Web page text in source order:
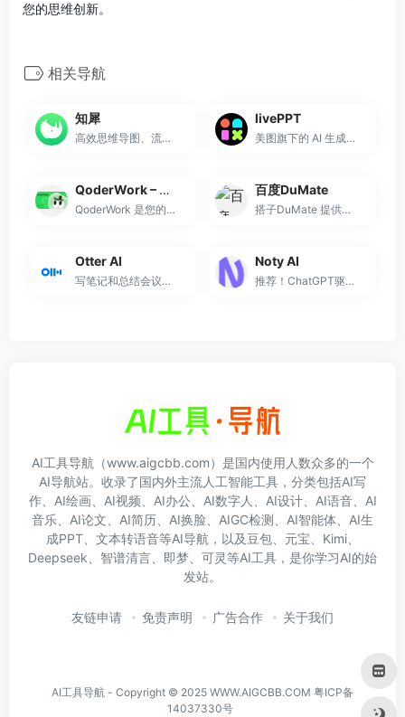
您的思维创新。
相关导航
知犀
高效思维导图、流程图软件
livePPT
美图旗下的 AI 生成 PPT 工具
QoderWork – AI 桌面助手 | 智能任务自动化工具
QoderWork 是您的 AI 桌面工作伙伴。告诉它您的需求，它会自动规划、执行并交付结果。本地优先、自主规划，让您掌控一切。
百度DuMate
搭子DuMate 提供端到端的智能数字化解决方案，助力企业实现数字化转型
Otter AI
写笔记和总结会议的速度提高 ...
Noty AI
推荐！ChatGPT驱动的AI会议转...
AI工具导航（www.aigcbb.com）是国内使用人数众多的一个
AI导航站。收录了国内外主流人工智能工具，分类包括AI写
作、AI绘画、AI视频、AI办公、AI数字人、AI设计、AI语音、AI
音乐、AI论文、AI简历、AI换脸、AIGC检测、AI智能体、AI生
成PPT、文本转语音等AI导航，以及豆包、元宝、Kimi、
Deepseek、智谱清言、即梦、可灵等AI工具，是你学习AI的始
发站。
友链申请 免责声明 广告合作 关于我们
AI工具导航 - Copyright © 2025 WWW.AIGCBB.COM 粤ICP备
14037330号